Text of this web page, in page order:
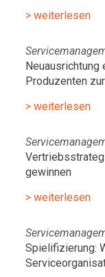
> weiterlesen
Neuausrichtung
Produzenten
> weiterlesen
gewinnen
> weiterlesen
Spielifizierung: